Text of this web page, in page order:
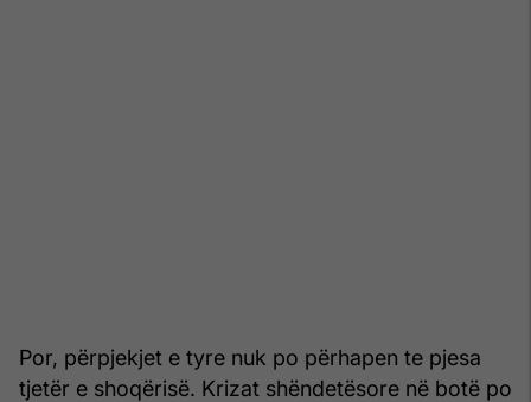
Por, përpjekjet e tyre nuk po përhapen te pjesa
tjetër e shoqërisë. Krizat shëndetësore në botë po